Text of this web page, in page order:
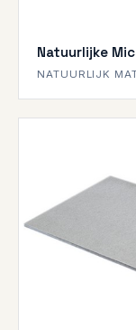
Natuurlijke
NATUURLIJK